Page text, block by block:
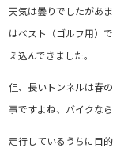
天気は曇りでしたがあ
はベスト（ゴルフ用）
え込んできました。
但、長いトンネルは春
事ですよね、バイクな
走行しているうちに目